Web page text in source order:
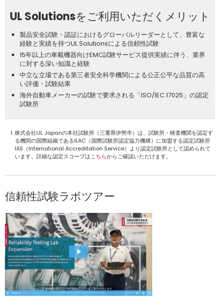
UL Solutionsをご利用いただくメリット
製品安全試験・認証におけるグローバルリーダーとして、豊富な
経験と実績を持つUL Solutionsによる信頼性試験
15年以上の車載機器向けEMC試験サービス提供実績に伴う、業界
に対する深い知識と経験
中立な立場である第三者安全科学機関による公正公平な品質の高
い評価・試験結果
海外自動車メーカーの試験で要求される「ISO/IEC 17025」の認定
試験所
株式会社UL Japanの本社試験所（三重県伊勢市）は、試験所・検査機関を認定す
る機関の国際組織であるILAC（国際試験所認定協力機構）に加盟する認定試験所
IAS（International Accreditation Service）より認定試験所として認められて
います。詳細な認定スコープはこちらからご確認いただけます。
信頼性試験ラボツアー